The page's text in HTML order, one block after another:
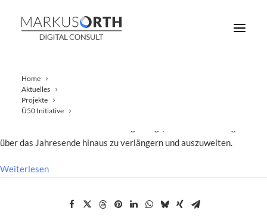
Home
Aktuelles
Projekte
Ü50 Initiative
Bundesfinanzminister Olaf Scholz und Bundeswirtschaftsminister
über das Jahresende hinaus zu verlängern und auszuweiten.
Weiterlesen